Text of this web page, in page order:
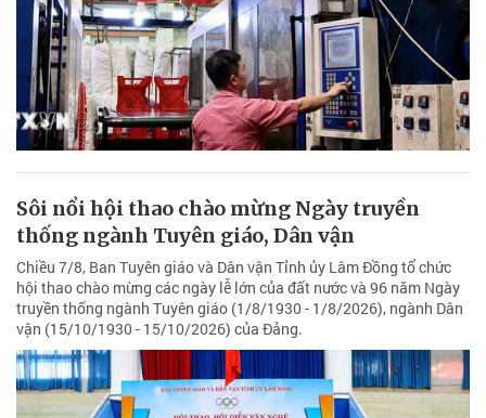
Sôi nổi hội thao chào mừng Ngày truyền
thống ngành Tuyên giáo, Dân vận
Chiều 7/8, Ban Tuyên giáo và Dân vận Tỉnh ủy Lâm Đồng tổ chức
hội thao chào mừng các ngày lễ lớn của đất nước và 96 năm Ngày
truyền thống ngành Tuyên giáo (1/8/1930 - 1/8/2026), ngành Dân
vận (15/10/1930 - 15/10/2026) của Đảng.